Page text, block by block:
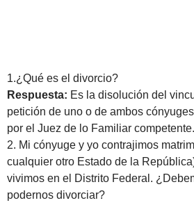
1.¿Qué es el divorcio?
Respuesta: Es la disolución del
petición de uno o de ambos
por el Juez de lo Familiar competente.
2. Mi cónyuge y yo contrajimos
cualquier otro Estado de la
vivimos en el Distrito Federal.
podernos divorciar?